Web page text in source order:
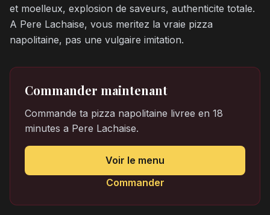
et moelleux, explosion de saveurs, authenticite totale.
A Pere Lachaise, vous meritez la vraie pizza
napolitaine, pas une vulgaire imitation.
Commander maintenant
Commande ta pizza napolitaine livree en 18
minutes a Pere Lachaise.
Voir le menu
Commander